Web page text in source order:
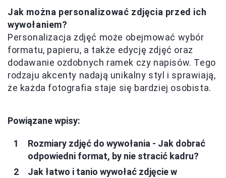
Jak można personalizować zdjęcia przed ich
wywołaniem?
Personalizacja zdjęć może obejmować wybór
formatu, papieru, a także edycję zdjęć oraz
dodawanie ozdobnych ramek czy napisów. Tego
rodzaju akcenty nadają unikalny styl i sprawiają,
że każda fotografia staje się bardziej osobista.
Powiązane wpisy:
Rozmiary zdjęć do wywołania - Jak dobrać
odpowiedni format, by nie stracić kadru?
Jak łatwo i tanio wywołać zdjęcie w